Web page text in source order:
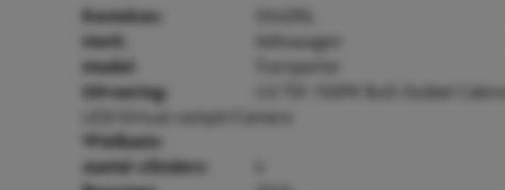
Kenteken: V54DNL
Merk: Volkswagen
Model: Transporter
Uitvoering:
2.0 TDI 150PK Bulli Dubbel Cabine
LED/Virtual cockpit/Camera
Wielbasis:
Aantal cilinders: